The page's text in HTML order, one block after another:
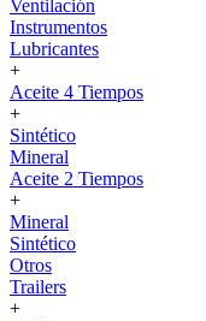
Ventilación
Instrumentos
Lubricantes
+
Aceite 4 Tiempos
+
Sintético
Mineral
Aceite 2 Tiempos
+
Mineral
Sintético
Otros
Trailers
+